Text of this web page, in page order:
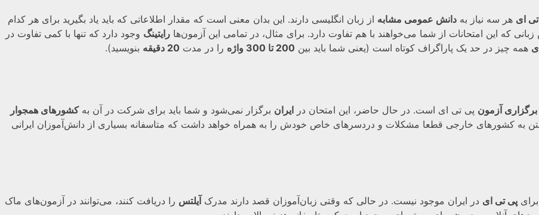
ای هر سه نیاز به دانش عمومی مشابه از زبان انگلیسی دارند. این بدان معنی است که مقدار اطلاعاتی که باید یاد بگیرید برای هر کدام
که این امتحانات از شما می‌خواهند با هم تفاوت دارد. برای مثال، در تمامی این آزمون‌ها رایتینگ وجود دارد که تنها با کمی تفاوت در
همه چیز در حد یک پاراگراف کوتاه است (یعنی شما باید بین 200 تا 300 واژه را در مدت 20 دقیقه بنویسید).
برگزاری آزمون پی تی ای است. در حال حاضر، این امتحان در ایران برگزار نمی‌شود و شما باید برای شرکت در آن بهکشورهای همجوار
رفتن به کشورهای خارجی قطعا مشکلات و دردسرهای خاص خودش را به همراه خواهد داشت که متاسفانه بسیاری از دانش‌آموزان ایرانی
پی تی ای در ایران موجود نیست. در حالی که وقتی زبان‌آموزان قصد دارند مدرک آیلتس را دریافت کنند، می‌توانند در آزمون‌های ماک